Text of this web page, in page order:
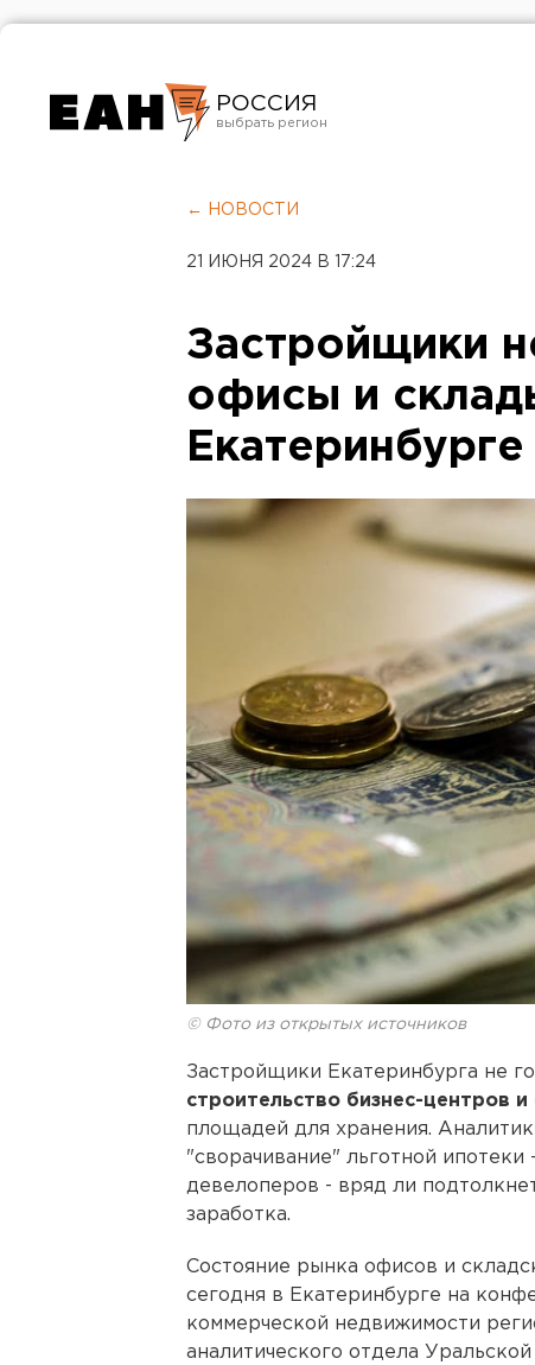
РОССИЯ
Челябинск
← НОВОСТИ
21 ИЮНЯ 2024 В 17:24
Застройщики
офисы и
Екатеринбурге
© Фото из открытых источников
Застройщики Екатеринбурга не
строительство бизнес-центров и
площадей для хранения.
"сворачивание" льготной
девелоперов - вряд ли
заработка.
Состояние рынка офисов и
сегодня в Екатеринбурге на
коммерческой недвижимости
аналитического отдела